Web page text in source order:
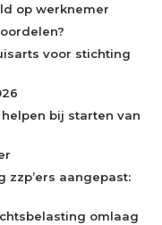
op werknemer
voor stichting
bij starten van
zzp’ers aangepast:
omlaag